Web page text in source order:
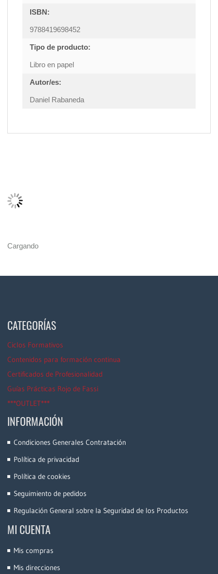
ISBN:
9788419698452
Tipo de producto:
Libro en papel
Autor/es:
Daniel Rabaneda
Cargando
CATEGORÍAS
Ciclos Formativos
Contenidos para formación continua
Certificados de Profesionalidad
Guías Prácticas Rojo de Fassi
***OUTLET***
INFORMACIÓN
Condiciones Generales Contratación
Política de privacidad
Política de cookies
Seguimiento de pedidos
Regulación General sobre la Seguridad de los Productos
MI CUENTA
Mis compras
Mis direcciones